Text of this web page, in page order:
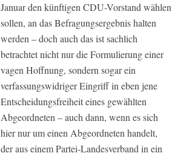
Januar den künftigen CDU-Vorstand wählen
sollen, an das Befragungsergebnis halten
werden – doch auch das ist sachlich
betrachtet nicht nur die Formulierung einer
vagen Hoffnung, sondern sogar ein
verfassungswidriger Eingriff in eben jene
Entscheidungsfreiheit eines gewählten
Abgeordneten – auch dann, wenn es sich
hier nur um einen Abgeordneten handelt,
der aus einem Partei-Landesverband in ein